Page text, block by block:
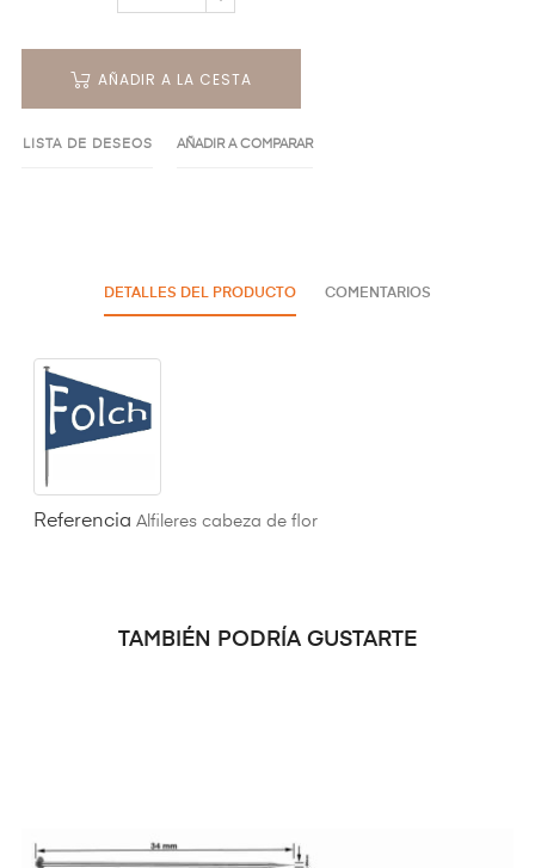
AÑADIR A LA CESTA
LISTA DE DESEOS AÑADIR A COMPARAR
DETALLES DEL PRODUCTO COMENTARIOS
Referencia Alfileres cabeza de flor
TAMBIÉN PODRÍA GUSTARTE